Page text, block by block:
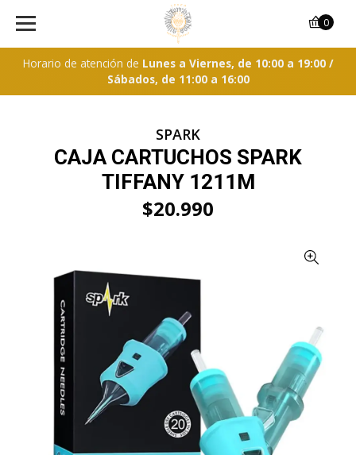
Horario de atención de Lunes a Viernes, de 10:00 a 19:00 /
Sábados, de 11:00 a 16:00
0
SPARK
CAJA CARTUCHOS SPARK
TIFFANY 1211M
$20.990